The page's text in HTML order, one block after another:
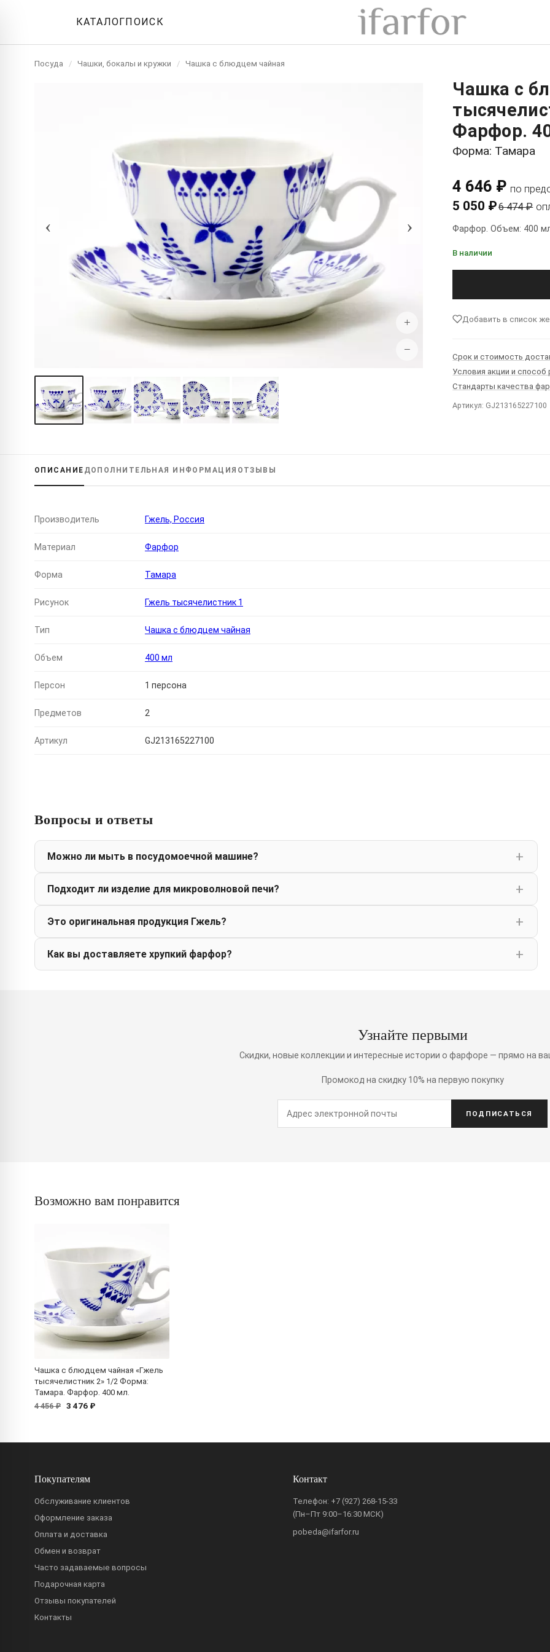
КАТАЛОГПОИСК
Посуда / Чашки, бокалы и кружки / Чашка с блюдцем чайная
‹ ›
+
−
Чашка с
Фарфор.
Форма: Тамара
4 646 ₽ по
5 050 ₽6 474 ₽
Фарфор. Объем: 400
В наличии
Добавить в список
Срок и стоимость
Условия акции и способ
Стандарты качества
Артикул: GJ213165227100
ОПИСАНИЕ ДОПОЛНИТЕЛЬНАЯ ИНФОРМАЦИЯ ОТЗЫВЫ
Производитель Гжель, Россия
Материал Фарфор
Форма Тамара
Рисунок Гжель тысячелистник 1
Тип Чашка с блюдцем чайная
Объем 400 мл
Персон 1 персона
Предметов 2
Артикул GJ213165227100
Вопросы и ответы
Можно ли мыть в посудомоечной машине?
Подходит ли изделие для микроволновой печи?
Это оригинальная продукция Гжель?
Как вы доставляете хрупкий фарфор?
Узнайте первыми
Скидки, новые коллекции и интересные истории о фарфоре — прямо на
Промокод на скидку 10% на первую покупку
ПОДПИСАТЬСЯ
Возможно вам понравится
Чашка с блюдцем чайная «Гжель
тысячелистник 2» 1/2 Форма:
Тамара. Фарфор. 400 мл.
4 456 ₽ 3 476 ₽
Покупателям
Обслуживание клиентов
Оформление заказа
Оплата и доставка
Обмен и возврат
Часто задаваемые вопросы
Подарочная карта
Отзывы покупателей
Контакты
Контакт
Телефон: +7 (927) 268-15-33
(Пн–Пт 9:00–16:30 МСК)
pobeda@ifarfor.ru